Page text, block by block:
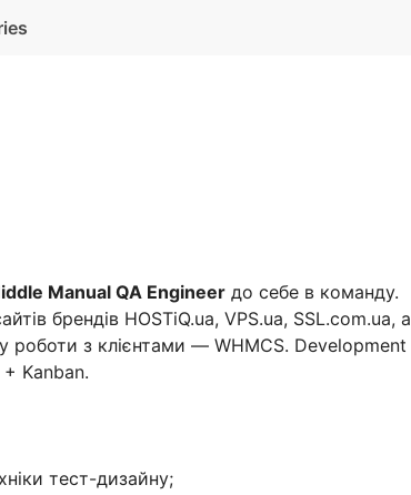
Manual QA Engineer до себе в команду.
брендів HOSTiQ.ua, VPS.ua, SSL.com.ua, а
роботи з клієнтами — WHMCS. Development
Kanban.
тест-дизайну;